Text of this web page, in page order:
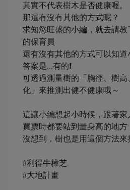
其實不代表樹木是否健康喔。
那還有沒有其他的方式呢？
求知慾旺盛的小編，就去請教
的保育員
還有沒有其他的方式可以知道
答案是...有的❗️
可透過測量樹的「胸徑、樹
化」來推測出健不健康哦～
這讓小編想起小時候，跟著家
買票時都要站到量身高的地
沒想到，樹也是用這個方法
#利得牛樟芝
#大地計畫